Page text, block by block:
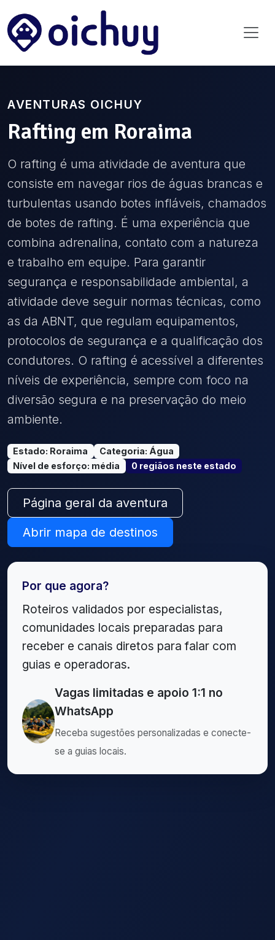
AVENTURAS OICHUY
Rafting em Roraima
O rafting é uma atividade de aventura que
consiste em navegar rios de águas brancas e
turbulentas usando botes infláveis, chamados
de botes de rafting. É uma experiência que
combina adrenalina, contato com a natureza
e trabalho em equipe. Para garantir
segurança e responsabilidade ambiental, a
atividade deve seguir normas técnicas, como
as da ABNT, que regulam equipamentos,
protocolos de segurança e a qualificação dos
condutores. O rafting é acessível a diferentes
níveis de experiência, sempre com foco na
diversão segura e na preservação do meio
ambiente.
Estado: Roraima Categoria: Água
Nível de esforço: média 0 regiãos neste estado
Página geral da aventura
Abrir mapa de destinos
Por que agora?
Roteiros validados por especialistas,
comunidades locais preparadas para
receber e canais diretos para falar com
guias e operadoras.
Vagas limitadas e apoio 1:1 no
WhatsApp
Receba sugestões personalizadas e conecte-
se a guias locais.